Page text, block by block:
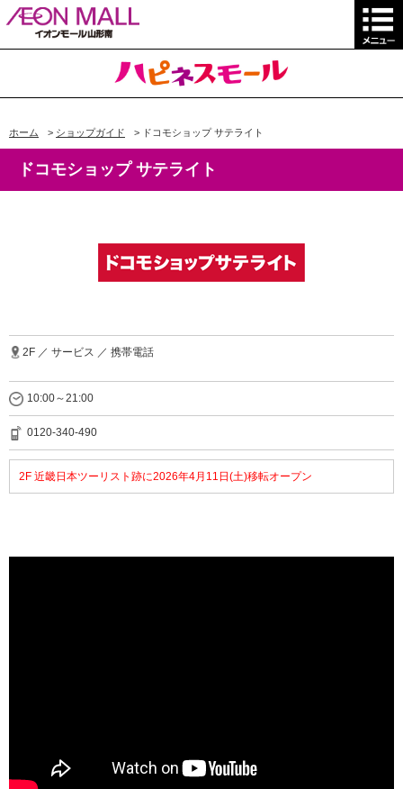
ホーム > ショップガイド > ドコモショップ サテライト
ドコモショップ サテライト
2F ／ サービス ／ 携帯電話
10:00～21:00
0120-340-490
2F 近畿日本ツーリスト跡に2026年4月11日(土)移転オープン